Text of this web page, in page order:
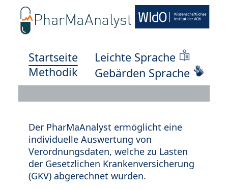
Startseite
Methodik
Leichte Sprache
Gebärden Sprache
Der PharMaAnalyst ermöglicht eine
individuelle Auswertung von
Verordnungsdaten, welche zu Lasten
der Gesetzlichen Krankenversicherung
(GKV) abgerechnet wurden.